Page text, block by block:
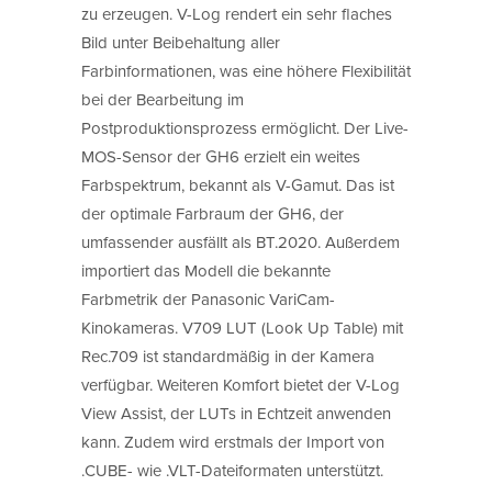
zu erzeugen. V-Log rendert ein sehr flaches
Bild unter Beibehaltung aller
Farbinformationen, was eine höhere Flexibilität
bei der Bearbeitung im
Postproduktionsprozess ermöglicht. Der Live-
MOS-Sensor der GH6 erzielt ein weites
Farbspektrum, bekannt als V-Gamut. Das ist
der optimale Farbraum der GH6, der
umfassender ausfällt als BT.2020. Außerdem
importiert das Modell die bekannte
Farbmetrik der Panasonic VariCam-
Kinokameras. V709 LUT (Look Up Table) mit
Rec.709 ist standardmäßig in der Kamera
verfügbar. Weiteren Komfort bietet der V-Log
View Assist, der LUTs in Echtzeit anwenden
kann. Zudem wird erstmals der Import von
.CUBE- wie .VLT-Dateiformaten unterstützt.